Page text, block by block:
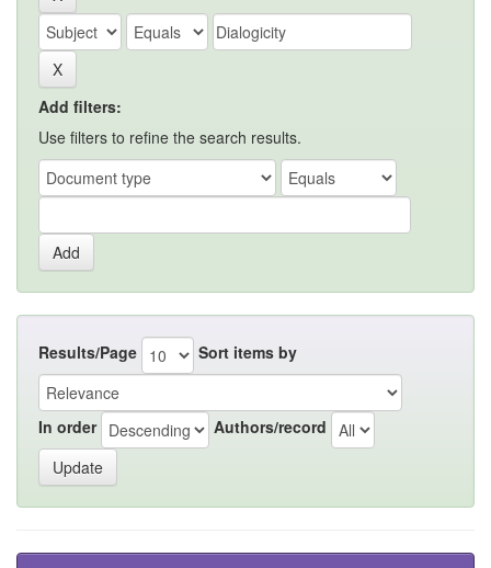
Add filters:
Use filters to refine the search results.
Results/Page Sort items by
In order Authors/record